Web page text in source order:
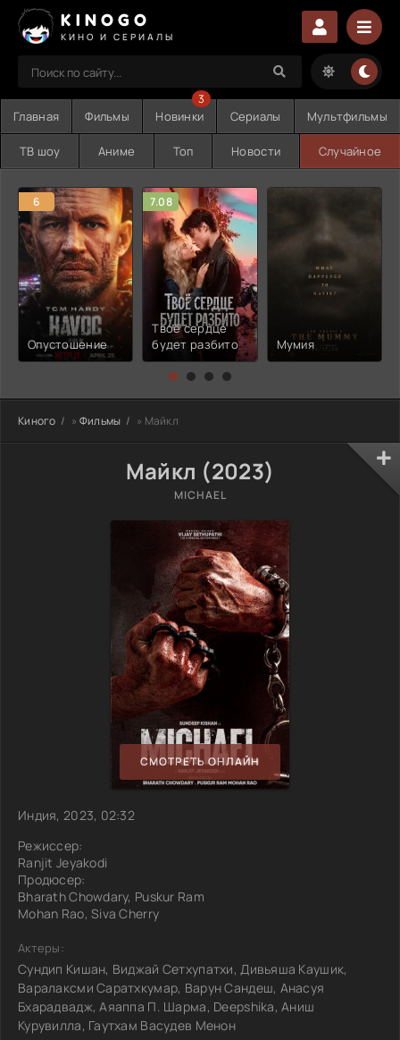
KINOGO
КИНО И СЕРИАЛЫ
Главная Фильмы Новинки
3
Сериалы Мультфильмы
ТВ шоу Аниме Топ Новости Случайное
6
Опустошение
7.08
Твоё сердце
будет разбито
Мумия
Киного » Фильмы » Майкл
Майкл (2023)
MICHAEL
СМОТРЕТЬ ОНЛАЙН
Индия, 2023, 02:32
Режиссер:
Ranjit Jeyakodi
Продюсер:
Bharath Chowdary, Puskur Ram
Mohan Rao, Siva Cherry
Актеры:
Сундип Кишан, Виджай Сетхупатхи, Дивьяша Каушик,
Варалаксми Саратхкумар, Варун Сандеш, Анасуя
Бхарадвадж, Аяаппа П. Шарма, Deepshika, Аниш
Курувилла, Гаутхам Васудев Менон